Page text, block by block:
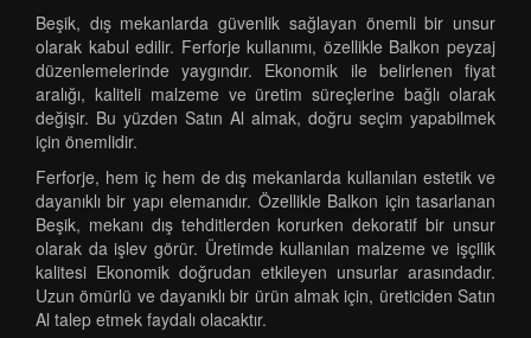
Beşik, dış mekanlarda güvenlik sağlayan önemli bir unsur
olarak kabul edilir. Ferforje kullanımı, özellikle Balkon peyzaj
düzenlemelerinde yaygındır. Ekonomik ile belirlenen fiyat
aralığı, kaliteli malzeme ve üretim süreçlerine bağlı olarak
değişir. Bu yüzden Satın Al almak, doğru seçim yapabilmek
için önemlidir.
Ferforje, hem iç hem de dış mekanlarda kullanılan estetik ve
dayanıklı bir yapı elemanıdır. Özellikle Balkon için tasarlanan
Beşik, mekanı dış tehditlerden korurken dekoratif bir unsur
olarak da işlev görür. Üretimde kullanılan malzeme ve işçilik
kalitesi Ekonomik doğrudan etkileyen unsurlar arasındadır.
Uzun ömürlü ve dayanıklı bir ürün almak için, üreticiden Satın
Al talep etmek faydalı olacaktır.